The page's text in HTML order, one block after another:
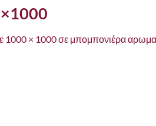
1000 × 1000σε μπομπονιέρα